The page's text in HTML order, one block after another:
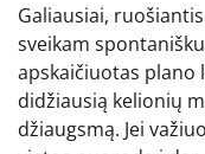
Galiausiai,
sveikam
apskaičiuotas plano
didžiausią kelionių
džiaugsmą. Jei